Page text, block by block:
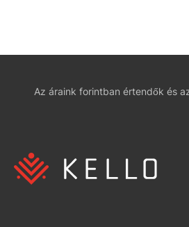
Az áraink forintban értendők és